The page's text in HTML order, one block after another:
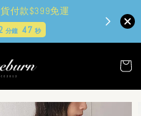
付款$399免運
分鐘 45 秒